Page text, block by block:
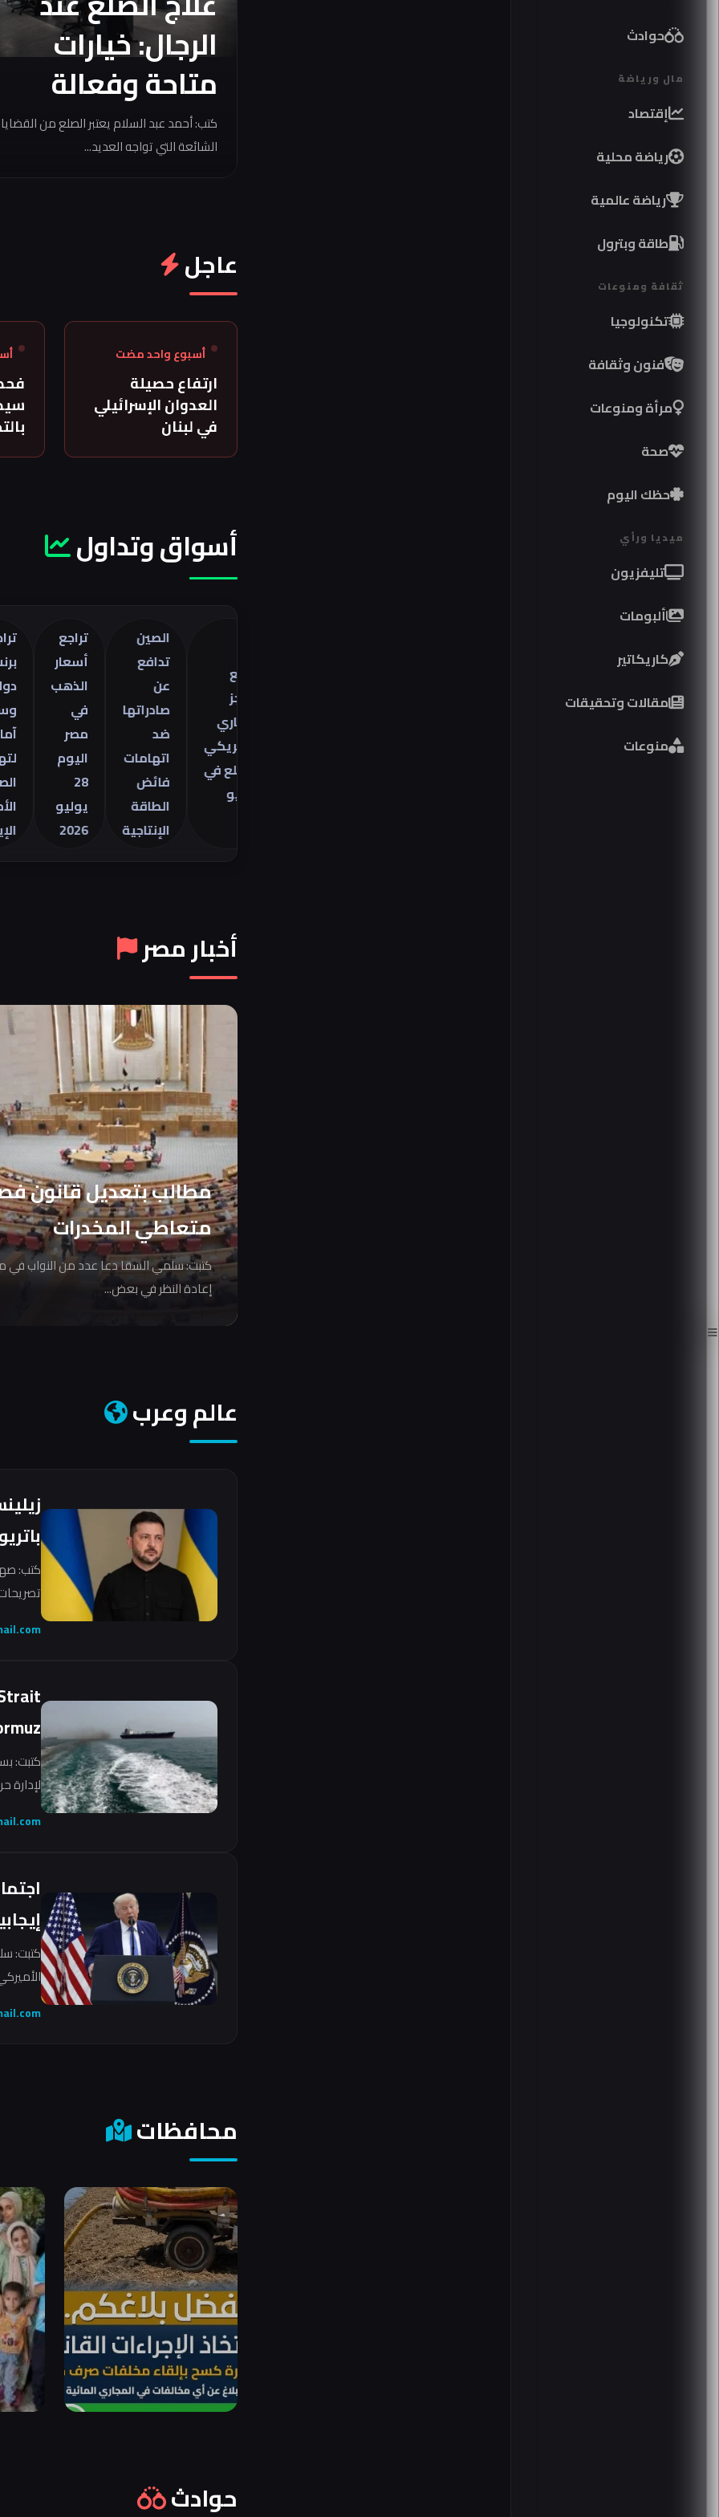
حوادث
مال ورياضة
إقتصاد
رياضة محلية
رياضة عالمية
طاقة وبترول
ثقافة ومنوعات
تكنولوجيا
فنون وثقافة
مرأة ومنوعات
صحة
حظك اليوم
ميديا ورأي
تليفزيون
ألبومات
كاريكاتير
مقالات وتحقيقات
منوعات
الرجال: خيارات
متاحة وفعالة
كتب: أحمد عبد السلام يعتبر الصلع من القضايا
الشائعة التي تواجه العديد...
عاجل
أسبوع واحد مضت
ارتفاع حصيلة
العدوان الإسرائيلي
في لبنان
أسواق وتداول
صادراتها
اتهامات
فائض
الطاقة
الإنتاجية
الذهب
في
اليوم
2026
تراجع خام
دولارات
لتهدئة
الإيراني
أخبار مصر
مطالب بتعديل قانون
متعاطي المخدرات
كتبت: سلمي السقا دعا عدد من النواب
إعادة النظر في بعض...
عالم وعرب
كتب:
كتبت:
لإدارة
كتبت:
محافظات
حوادث